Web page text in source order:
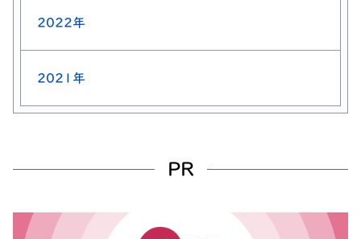
2022年
2021年
PR